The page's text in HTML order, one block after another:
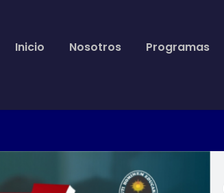
Inicio Nosotros Programas